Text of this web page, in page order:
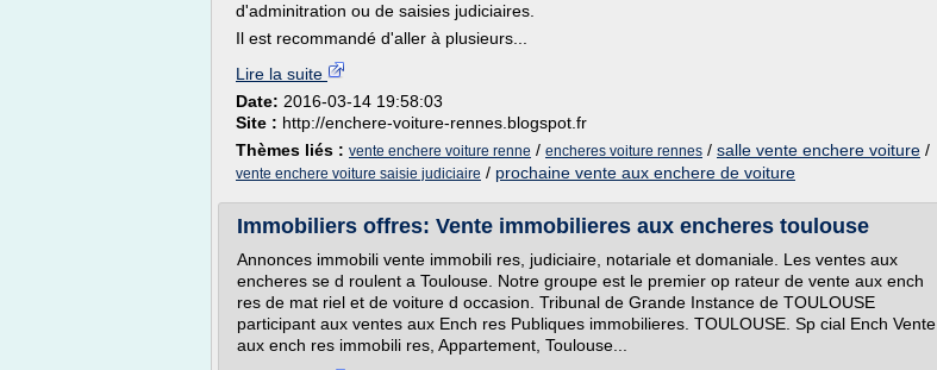
d'adminitration ou de saisies judiciaires.
Il est recommandé d'aller à plusieurs...
Lire la suite
Date: 2016-03-14 19:58:03
Site : http://enchere-voiture-rennes.blogspot.fr
Thèmes liés : vente enchere voiture renne / encheres voiture rennes / salle vente enchere voiture /
vente enchere voiture saisie judiciaire / prochaine vente aux enchere de voiture
Immobiliers offres: Vente immobilieres aux encheres toulouse
Annonces immobili vente immobili res, judiciaire, notariale et domaniale. Les ventes aux
encheres se d roulent a Toulouse. Notre groupe est le premier op rateur de vente aux ench
res de mat riel et de voiture d occasion. Tribunal de Grande Instance de TOULOUSE
participant aux ventes aux Ench res Publiques immobilieres. TOULOUSE. Sp cial Ench Vente
aux ench res immobili res, Appartement, Toulouse...